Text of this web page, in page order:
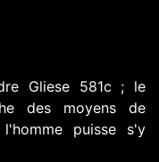
Gliese 581c ; le
des moyens de
puisse s'y